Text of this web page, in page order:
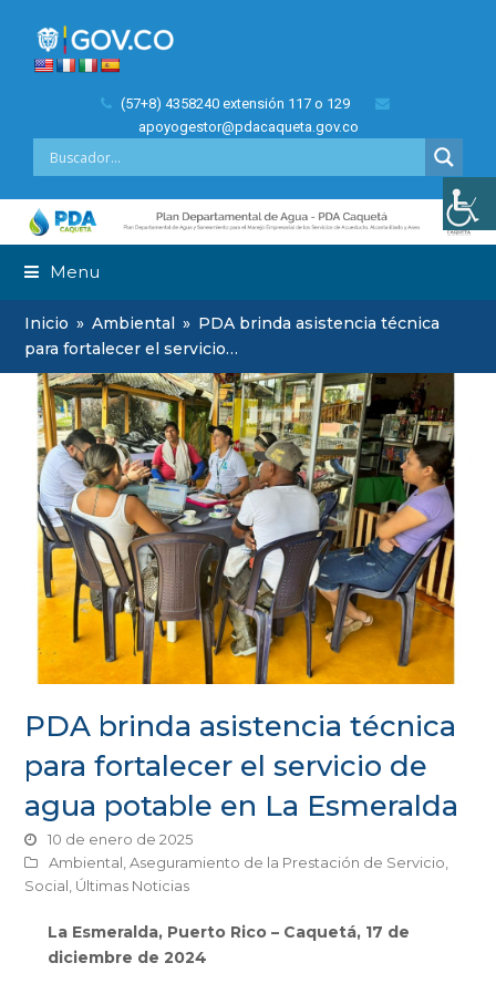
(57+8) 4358240 extensión 117 o 129
apoyogestor@pdacaqueta.gov.co
Menu
Inicio » Ambiental » PDA brinda asistencia técnica
para fortalecer el servicio…
PDA brinda asistencia técnica
para fortalecer el servicio de
agua potable en La Esmeralda
10 de enero de 2025
Ambiental,Aseguramiento de la Prestación de Servicio,
Social, Últimas Noticias
La Esmeralda, Puerto Rico – Caquetá, 17 de
diciembre de 2024